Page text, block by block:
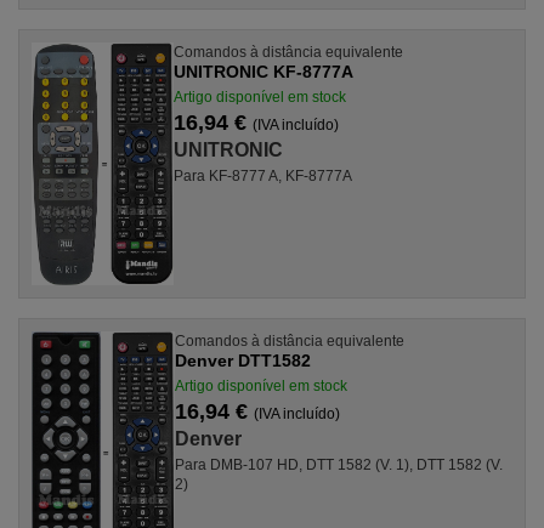
Comandos à distância equivalente
UNITRONIC KF-8777A
Artigo disponível em stock
16,94 € (IVA incluído)
UNITRONIC
Para KF-8777 A, KF-8777A
Comandos à distância equivalente
Denver DTT1582
Artigo disponível em stock
16,94 € (IVA incluído)
Denver
Para DMB-107 HD, DTT 1582 (V. 1), DTT 1582 (V.
2)